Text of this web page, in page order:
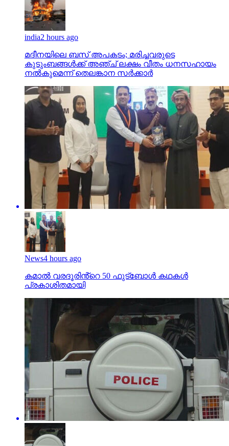
india2 hours ago
മദീനയിലെ ബസ് അപകടം; മരിച്ചവരുടെ
നല്‍കുമെന്ന് തെലങ്കാന സര്‍ക്കാര്‍
News
4 hours ago
കമാൽ വരദൂരിൻ്റെ 50 ഫുട്ബോൾ കഥകൾ